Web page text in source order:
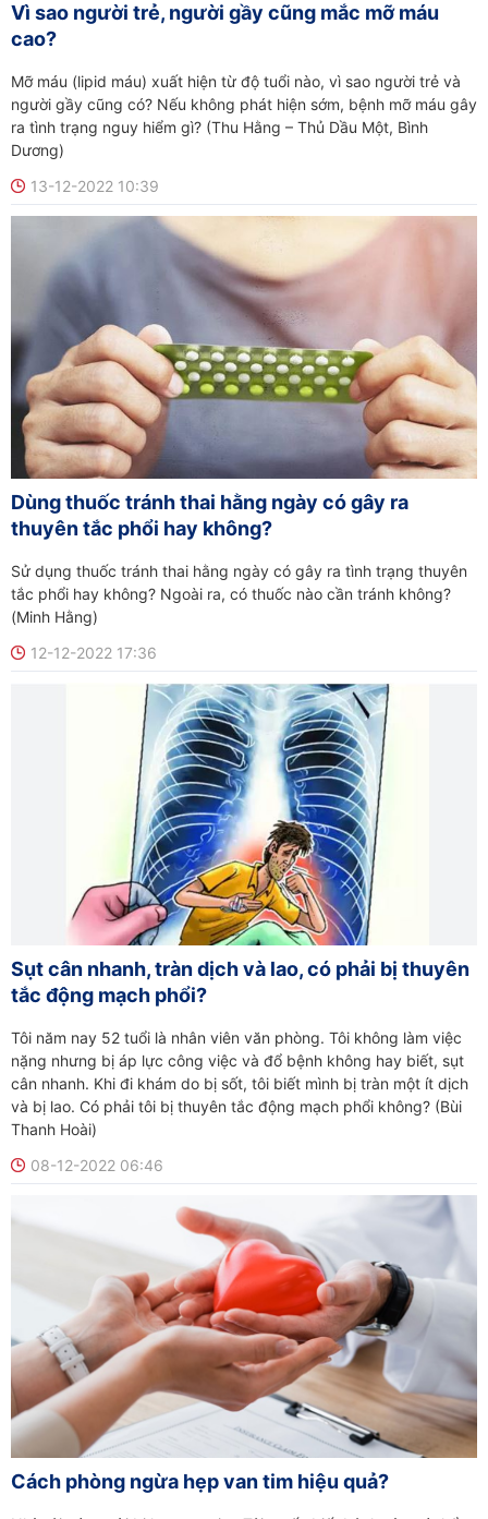
Vì sao người trẻ, người gầy cũng mắc mỡ máu
cao?
Mỡ máu (lipid máu) xuất hiện từ độ tuổi nào, vì sao người trẻ và
người gầy cũng có? Nếu không phát hiện sớm, bệnh mỡ máu gây
ra tình trạng nguy hiểm gì? (Thu Hằng – Thủ Dầu Một, Bình
Dương)
13-12-2022 10:39
Dùng thuốc tránh thai hằng ngày có gây ra
thuyên tắc phổi hay không?
Sử dụng thuốc tránh thai hằng ngày có gây ra tình trạng thuyên
tắc phổi hay không? Ngoài ra, có thuốc nào cần tránh không?
(Minh Hằng)
12-12-2022 17:36
Sụt cân nhanh, tràn dịch và lao, có phải bị thuyên
tắc động mạch phổi?
Tôi năm nay 52 tuổi là nhân viên văn phòng. Tôi không làm việc
nặng nhưng bị áp lực công việc và đổ bệnh không hay biết, sụt
cân nhanh. Khi đi khám do bị sốt, tôi biết mình bị tràn một ít dịch
và bị lao. Có phải tôi bị thuyên tắc động mạch phổi không? (Bùi
Thanh Hoài)
08-12-2022 06:46
Cách phòng ngừa hẹp van tim hiệu quả?